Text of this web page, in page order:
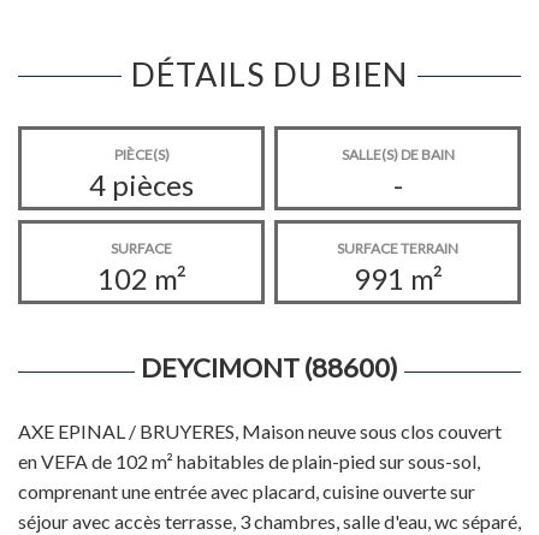
DÉTAILS DU BIEN
PIÈCE(S)
4 pièces
SALLE(S) DE BAIN
-
SURFACE
102 m²
SURFACE TERRAIN
991 m²
DEYCIMONT (88600)
AXE EPINAL / BRUYERES, Maison neuve sous clos couvert
en VEFA de 102 m² habitables de plain-pied sur sous-sol,
comprenant une entrée avec placard, cuisine ouverte sur
séjour avec accès terrasse, 3 chambres, salle d'eau, wc séparé,